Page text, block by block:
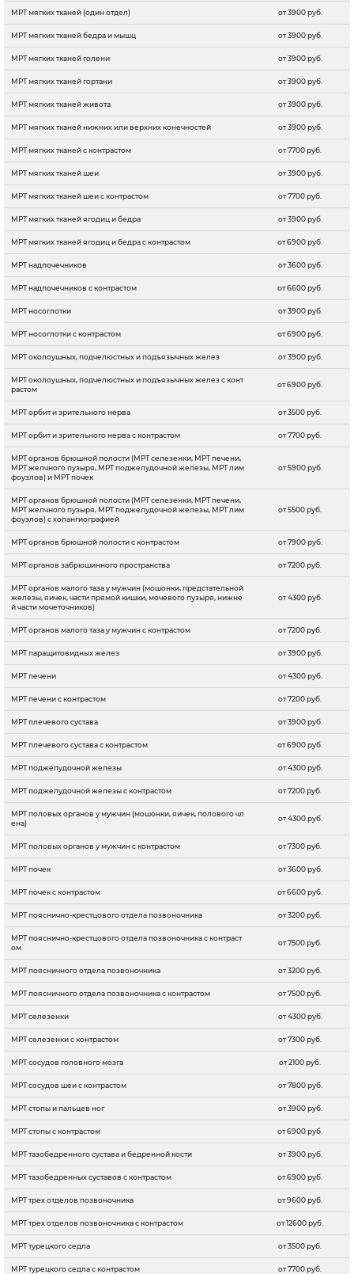
МРТ мягких тканей (один отдел) от 3900 руб.
МРТ мягких тканей бедра и мышц от 3900 руб.
МРТ мягких тканей голени от 3900 руб.
МРТ мягких тканей гортани от 3900 руб.
МРТ мягких тканей живота от 3900 руб.
МРТ мягких тканей нижних или верхних конечностей от 3900 руб.
МРТ мягких тканей с контрастом от 7700 руб.
МРТ мягких тканей шеи от 3900 руб.
МРТ мягких тканей шеи с контрастом от 7700 руб.
МРТ мягких тканей ягодиц и бедра от 3900 руб.
МРТ мягких тканей ягодиц и бедра с контрастом от 6900 руб.
МРТ надпочечников от 3600 руб.
МРТ надпочечников с контрастом от 6600 руб.
МРТ носоглотки от 3900 руб.
МРТ носоглотки с контрастом от 6900 руб.
МРТ околоушных, подчелюстных и подъязычных желез от 3900 руб.
МРТ околоушных, подчелюстных и подъязычных желез с конт
растом
от 6900 руб.
МРТ орбит и зрительного нерва от 3500 руб.
МРТ орбит и зрительного нерва с контрастом от 7700 руб.
МРТ органов брюшной полости (МРТ селезенки, МРТ печени,
МРТ желчного пузыря, МРТ поджелудочной железы, МРТ лим
фоузлов) и МРТ почек
от 5900 руб.
МРТ органов брюшной полости (МРТ селезенки, МРТ печени,
МРТ желчного пузыря, МРТ поджелудочной железы, МРТ лим
фоузлов) с холангиографией
от 5500 руб.
МРТ органов брюшной полости с контрастом от 7900 руб.
МРТ органов забрюшинного пространства от 7200 руб.
МРТ органов малого таза у мужчин (мошонки, предстательной
железы, яичек, части прямой кишки, мочевого пузыря, нижне
й части мочеточников)
от 4300 руб.
МРТ органов малого таза у мужчин с контрастом от 7200 руб.
МРТ паращитовидных желез от 3900 руб.
МРТ печени от 4300 руб.
МРТ печени с контрастом от 7200 руб.
МРТ плечевого сустава от 3900 руб.
МРТ плечевого сустава с контрастом от 6900 руб.
МРТ поджелудочной железы от 4300 руб.
МРТ поджелудочной железы с контрастом от 7200 руб.
МРТ половых органов у мужчин (мошонки, яичек, полового чл
ена)
от 4300 руб.
МРТ половых органов у мужчин с контрастом от 7300 руб.
МРТ почек от 3600 руб.
МРТ почек с контрастом от 6600 руб.
МРТ пояснично-крестцового отдела позвоночника от 3200 руб.
МРТ пояснично-крестцового отдела позвоночника с контраст
ом
от 7500 руб.
МРТ поясничного отдела позвоночника от 3200 руб.
МРТ поясничного отдела позвоночника с контрастом от 7500 руб.
МРТ селезенки от 4300 руб.
МРТ селезенки с контрастом от 7300 руб.
МРТ сосудов головного мозга от 2100 руб.
МРТ сосудов шеи с контрастом от 7800 руб.
МРТ стопы и пальцев ног от 3900 руб.
МРТ стопы с контрастом от 6900 руб.
МРТ тазобедренного сустава и бедренной кости от 3900 руб.
МРТ тазобедренных суставов с контрастом от 6900 руб.
МРТ трех отделов позвоночника от 9600 руб.
МРТ трех отделов позвоночника с контрастом от 12600 руб.
МРТ турецкого седла от 3500 руб.
МРТ турецкого седла с контрастом от 7700 руб.